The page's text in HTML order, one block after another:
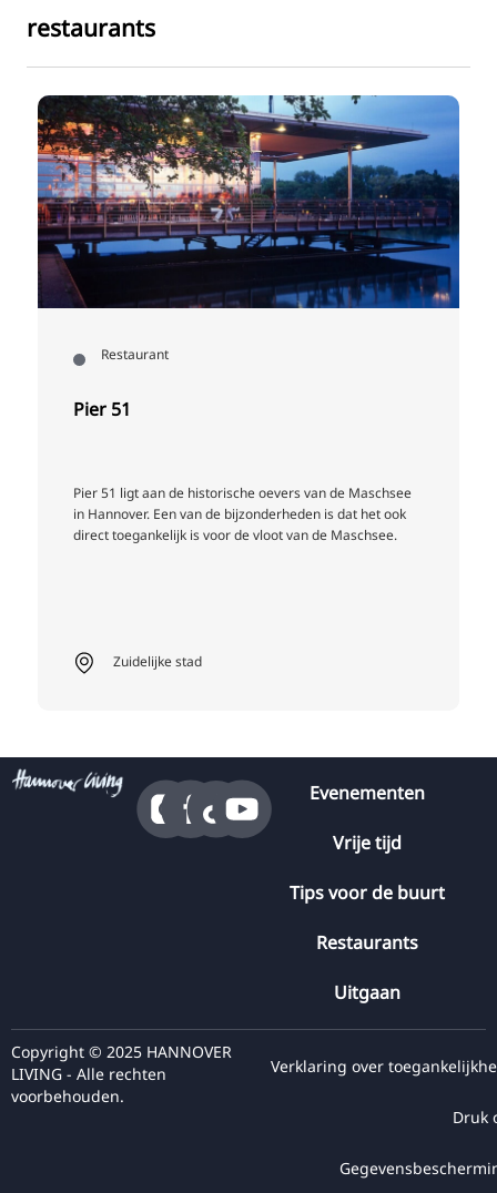
restaurants
Restaurant
Pier 51
Pier 51 ligt aan de historische oevers van de Maschsee
in Hannover. Een van de bijzonderheden is dat het ook
direct toegankelijk is voor de vloot van de Maschsee.
Zuidelijke stad
Evenementen
Vrije tijd
Tips voor de buurt
Restaurants
Uitgaan
Copyright © 2025 HANNOVER
LIVING - Alle rechten
voorbehouden.
Verklaring over
Druk